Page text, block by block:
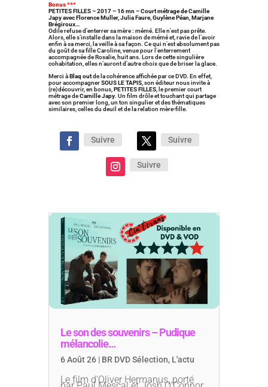
Bonus ***
PETITES FILLES – 2017 – 16 mn – Court métrage de Camille
Japy avec Florence Muller, Julia Faure, Guylène Péan, Marjane
Brégiroux…
Odile refuse d’enterrer sa mère : mémé. Elle n’est pas prête.
Alors, elle s’installe dans la maison de mémé et, ravie de l’avoir
enfin à sa merci, la veille à sa façon. Ce qui n’est absolument pas
du goût de sa fille Caroline, venue pour l’enterrement
accompagnée de Rosalie, huit ans. Lors de cette singulière
cohabitation, elles n’auront d’autre choix que de briser la glace.
Merci àBlaq outde la cohérence affichée par ce DVD. En effet,
pour accompagnerSOUS LE TAPIS, son éditeur nous invite à
(re)découvrir, en bonus, PETITES FILLES, le premier court
métrage deCamille Japy. Un film drôle et touchant qui partage
avec son premier long, un ton singulier et des thématiques
similaires, celles du deuil et de la relation mère-fille.
Suivre Suivre
Suivre
Le son des souvenirs – Pudique
mélancolie…
6 Août 26| BR DVD Sélection, L'actu
Le film d’Oliver Hermanus, porté